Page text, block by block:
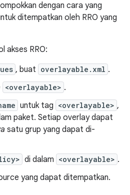
dengan cara yang
ditempatkan oleh RRO yang
akses RRO:
, buat overlayable.xml .
<overlayable> .
untuk tag <overlayable> ,
paket. Setiap overlay dapat
satu grup yang dapat di-
di dalam <overlayable> .
yang dapat ditempatkan.